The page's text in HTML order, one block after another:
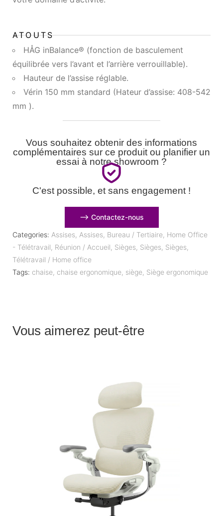
ATOUTS
HÅG inBalance® (fonction de basculement
équilibrée vers l’avant et l’arrière verrouillable).
Hauteur de l’assise réglable.
Vérin 150 mm standard (Hateur d’assise: 408-542
mm ).
Vous souhaitez obtenir des informations
complémentaires sur ce produit ou planifier un
essai à notre showroom ?
C'est possible, et sans engagement !
⟶ Contactez-nous
Categories: Assises, Assises, Bureau / Tertiaire, Home Office
- Télétravail, Réunion / Accueil, Sièges, Sièges, Sièges,
Télétravail / Home office
Tags: chaise, chaise ergonomique, siège, Siège ergonomique
Vous aimerez peut-être